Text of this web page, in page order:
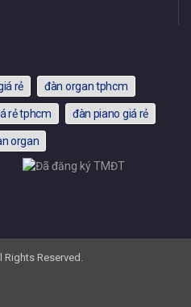
rẻ đàn organ tphcm
rẻ tphcm đàn piano giá rẻ
organ
Rights Reserved.